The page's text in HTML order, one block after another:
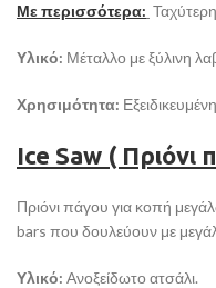
Με περισσότερα:
Υλικό: Μέταλλο με ξύλινη
Χρησιμότητα:
Ice Saw ( Πριόνι
Πριόνι πάγου για κοπή
bars που δουλεύουν με
Υλικό: Ανοξείδωτο ατσάλι.